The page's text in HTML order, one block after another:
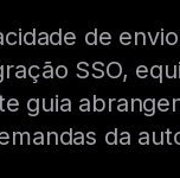
de
SSO,
guia
da